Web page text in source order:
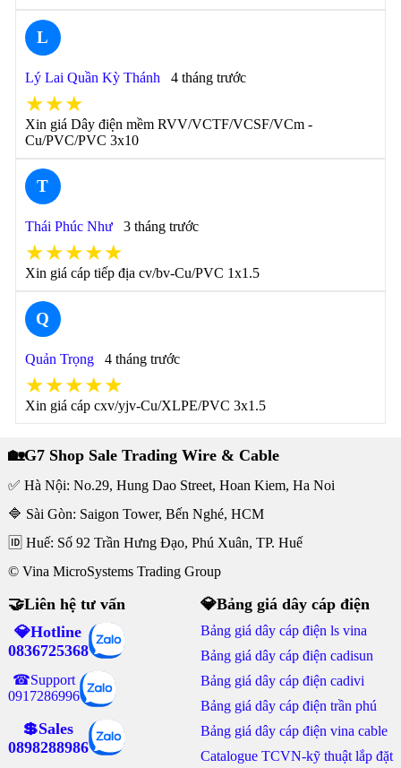
L
Lý Lai Quần Kỳ Thánh 4 tháng trước
★★★
Xin giá Dây điện mềm RVV/VCTF/VCSF/VCm -
Cu/PVC/PVC 3x10
T
Thái Phúc Như 3 tháng trước
★★★★★
Xin giá cáp tiếp địa cv/bv-Cu/PVC 1x1.5
Q
Quản Trọng 4 tháng trước
★★★★★
Xin giá cáp cxv/yjv-Cu/XLPE/PVC 3x1.5
🏡G7 Shop Sale Trading Wire & Cable
✅ Hà Nội: No.29, Hung Dao Street, Hoan Kiem, Ha Noi
🔷 Sài Gòn: Saigon Tower, Bến Nghé, HCM
🆔 Huế: Số 92 Trần Hưng Đạo, Phú Xuân, TP. Huế
© Vina MicroSystems Trading Group
🤝Liên hệ tư vấn
💎Hotline
0836725368
☎Support
0917286996
💲Sales
0898288986
💎Bảng giá dây cáp điện
Bảng giá dây cáp điện ls vina
Bảng giá dây cáp điện cadisun
Bảng giá dây cáp điện cadivi
Bảng giá dây cáp điện trần phú
Bảng giá dây cáp điện vina cable
Catalogue TCVN-kỹ thuật lắp đặt